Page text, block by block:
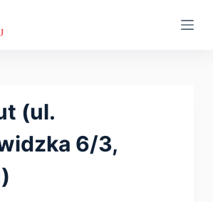
(ul.
6/3,